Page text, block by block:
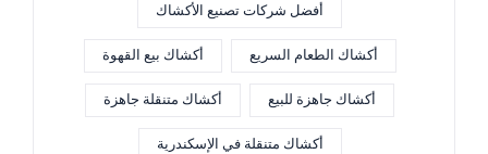
أفضل شركات تصنيع الأكشاك
أكشاك الطعام السريع أكشاك بيع القهوة
أكشاك جاهزة للبيع أكشاك متنقلة جاهزة
أكشاك متنقلة في الإسكندرية